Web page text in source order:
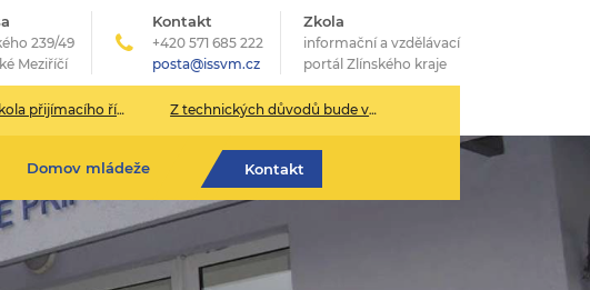
239/49
Meziříčí
Kontakt
+420 571 685 222
posta@issvm.cz
Zkola
informační a vzdělávací
portál Zlínského kraje
řízení pro školní rok 2026/2027 Z technických důvodů bude v pondělí 13. července sekretariát školy uzavřen.
Domov mládeže Kontakt